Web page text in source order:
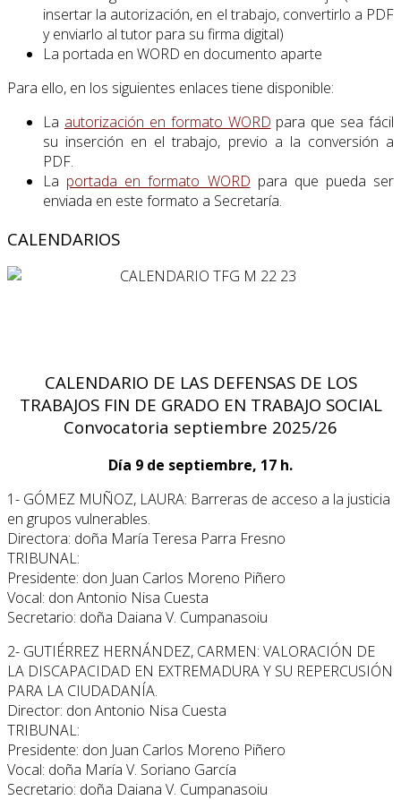
insertar la autorización, en el trabajo, convertirlo a PDF
y enviarlo al tutor para su firma digital)
La portada en WORD en documento aparte
Para ello, en los siguientes enlaces tiene disponible:
La autorización en formato WORD para que sea fácil
su inserción en el trabajo, previo a la conversión a
PDF.
La portada en formato WORD para que pueda ser
enviada en este formato a Secretaría.
CALENDARIOS
CALENDARIO DE LAS DEFENSAS DE LOS
TRABAJOS FIN DE GRADO EN TRABAJO SOCIAL
Convocatoria septiembre 2025/26
Día 9 de septiembre, 17 h.
1- GÓMEZ MUÑOZ, LAURA: Barreras de acceso a la justicia
en grupos vulnerables.
Directora: doña María Teresa Parra Fresno
TRIBUNAL:
Presidente: don Juan Carlos Moreno Piñero
Vocal: don Antonio Nisa Cuesta
Secretario: doña Daiana V. Cumpanasoiu
2- GUTIÉRREZ HERNÁNDEZ, CARMEN: VALORACIÓN DE
LA DISCAPACIDAD EN EXTREMADURA Y SU REPERCUSIÓN
PARA LA CIUDADANÍA.
Director: don Antonio Nisa Cuesta
TRIBUNAL:
Presidente: don Juan Carlos Moreno Piñero
Vocal: doña María V. Soriano García
Secretario: doña Daiana V. Cumpanasoiu